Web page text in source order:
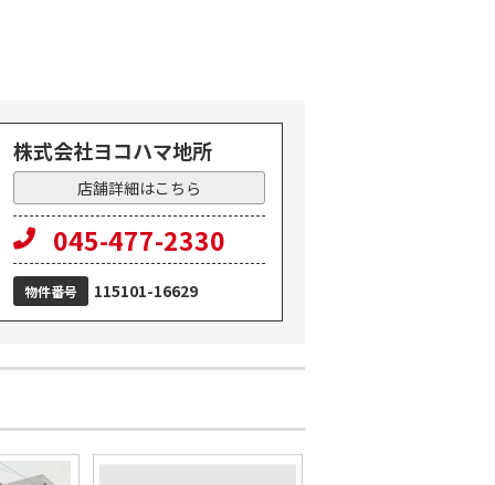
ョン
株式会社ヨコハマ地所
店舗詳細はこちら
045-477-2330
物件番号 115101-16629